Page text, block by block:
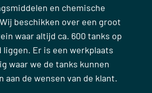
en chemische
beschikken over een groot
waar altijd ca. 600 tanks op
liggen. Er is een werkplaats
waar we de tanks kunnen
aan de wensen van de klant.